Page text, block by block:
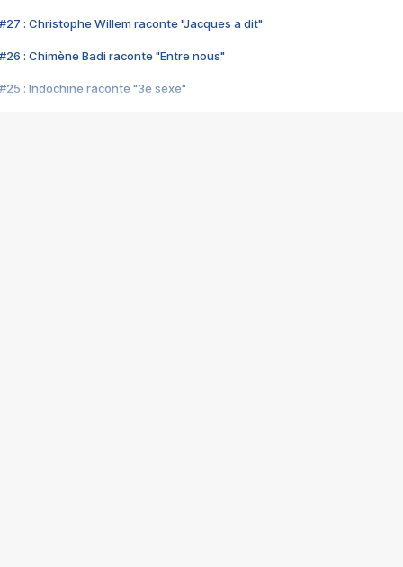
#27 : Christophe Willem raconte "Jacques a dit"
#26 : Chimène Badi raconte "Entre nous"
#25 : Indochine raconte "3e sexe"